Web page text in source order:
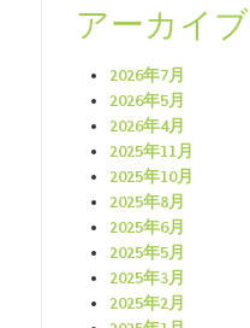
アーカイブ
2026年7月
2026年5月
2026年4月
2025年11月
2025年10月
2025年8月
2025年6月
2025年5月
2025年3月
2025年2月